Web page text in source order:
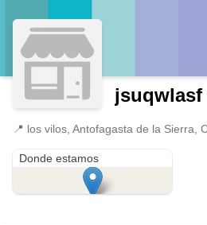
jsuqwlasf
📍 los vilos, Antofagasta de la Sierra,
Donde estamos